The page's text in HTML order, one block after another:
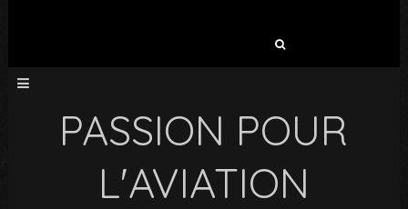
PASSION POUR
L'AVIATION